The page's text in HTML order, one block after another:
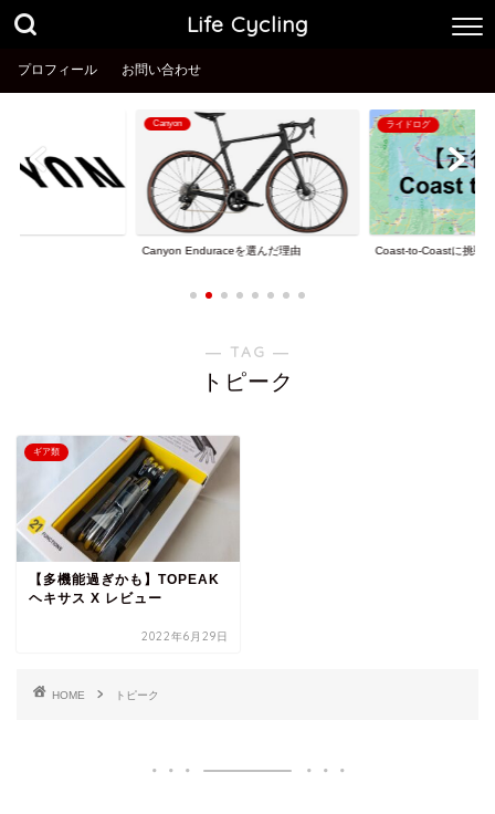
Life Cycling
プロフィール お問い合わせ
Canyon
Canyon Enduraceを選んだ理由
ライドログ
Coast-to-Coastに挑戦！
― TAG ―
トピーク
ギア類
【多機能過ぎかも】TOPEAK
ヘキサス X レビュー
2022年6月29日
HOME トピーク